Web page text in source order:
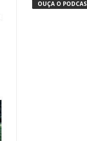
OUÇA O